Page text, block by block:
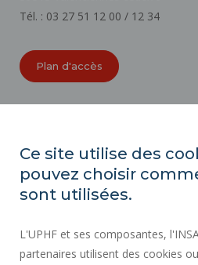
Tél. : 03 27 51 12 00 / 12 34
Plan d'accès
PLAN DU SITE
DONNÉES PERSONNELLES
MARCHÉS PUBLICS
Ce site utilise des
pouvez choisir
sont utilisées.
L'UPHF et ses composantes,
partenaires utilisent des cookies